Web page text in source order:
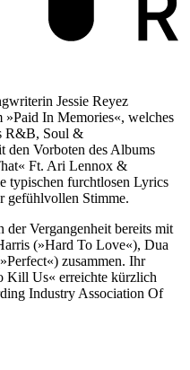
Jessie Reyez
In Memories«, welches
R&B, Soul &
den Vorboten des Albums
Ft. Ari Lennox &
typischen furchtlosen Lyrics
gefühlvollen Stimme.
Vergangenheit bereits mit
(»Hard To Love«), Dua
zusammen. Ihr
Kill Us« erreichte kürzlich
Industry Association Of